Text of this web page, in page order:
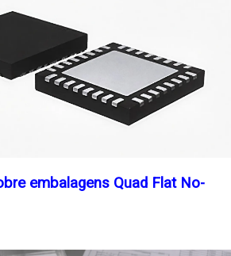
embalagens Quad Flat No-